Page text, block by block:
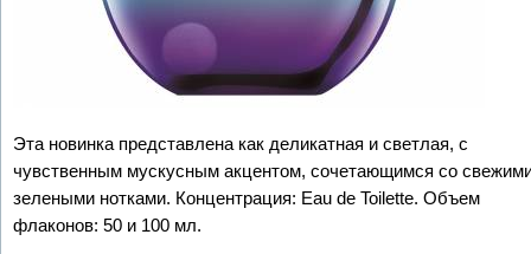
Эта новинка представлена как деликатная и светлая, с
чувственным мускусным акцентом, сочетающимся со
зелеными нотками. Концентрация: Eau de Toilette. Объем
флаконов: 50 и 100 мл.